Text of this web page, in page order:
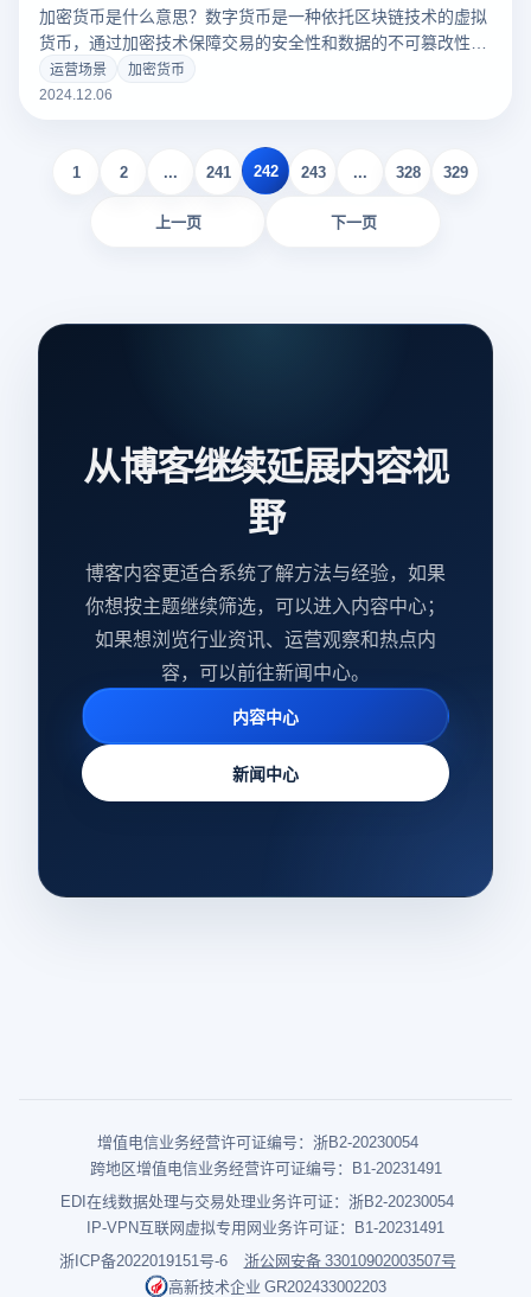
加密货币是什么意思？数字货币是一种依托区块链技术的虚拟
货币，通过加密技术保障交易的安全性和数据的不可篡改性。
与传统货币相比，数字货币并不依赖于央行或政府的支持，而
是通过去中心化的网络运行。用户无需借助第三方中介机构，
运营场景
加密货币
2024.12.06
上一页
1 2 ... 241 242 243 ... 328 329
下一页
从博客继续延展内容视
野
博客内容更适合系统了解方法与经验，如果
你想按主题继续筛选，可以进入内容中心；
如果想浏览行业资讯、运营观察和热点内
容，可以前往新闻中心。
内容中心
新闻中心
增值电信业务经营许可证编号：浙B2-20230054
跨地区增值电信业务经营许可证编号：B1-20231491
EDI在线数据处理与交易处理业务许可证：浙B2-20230054
IP-VPN互联网虚拟专用网业务许可证：B1-20231491
浙ICP备2022019151号-6
浙公网安备 33010902003507号
高新技术企业 GR202433002203